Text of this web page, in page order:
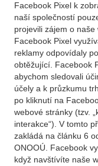
Facebook Pixel k
naší společností
projevili zájem o
Facebook Pixel
reklamy odpovídaly
obtěžující. Facebook
abychom sledovali
účely a k průzkumu
po kliknutí na
webové stránky (tzv.
interakce“). V tomto
zakládá na článku 6
ONOOÚ. Facebook
když navštívíte naše